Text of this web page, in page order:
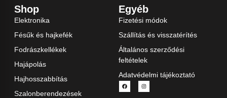
Shop
Elektronika
Fésűk és hajkefék
Fodrászkellékek
Hajápolás
Hajhosszabbítás
Szalonberendezések
Egyéb
Fizetési módok
Szállítás és visszatérítés
Általános szerződési
feltételek
Adatvédelmi tájékoztató